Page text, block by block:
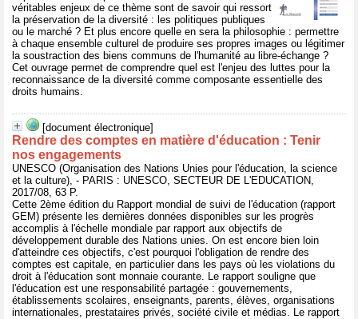
véritables enjeux de ce thème sont de savoir qui ressort
la préservation de la diversité : les politiques publiques
ou le marché ? Et plus encore quelle en sera la philosophie : permettre
à chaque ensemble culturel de produire ses propres images ou légitimer
la soustraction des biens communs de l'humanité au libre-échange ?
Cet ouvrage permet de comprendre quel est l'enjeu des luttes pour la
reconnaissance de la diversité comme composante essentielle des
droits humains.
[document électronique]
Rendre des comptes en matière d'éducation : Tenir
nos engagements
UNESCO (Organisation des Nations Unies pour l'éducation, la science
et la culture), - PARIS : UNESCO, SECTEUR DE L'EDUCATION,
2017/08, 63 P.
Cette 2ème édition du Rapport mondial de suivi de l'éducation (rapport
GEM) présente les dernières données disponibles sur les progrès
accomplis à l'échelle mondiale par rapport aux objectifs de
développement durable des Nations unies. On est encore bien loin
d'atteindre ces objectifs, c'est pourquoi l'obligation de rendre des
comptes est capitale, en particulier dans les pays où les violations du
droit à l'éducation sont monnaie courante. Le rapport souligne que
l'éducation est une responsabilité partagée : gouvernements,
établissements scolaires, enseignants, parents, élèves, organisations
internationales, prestataires privés, société civile et médias. Le rapport